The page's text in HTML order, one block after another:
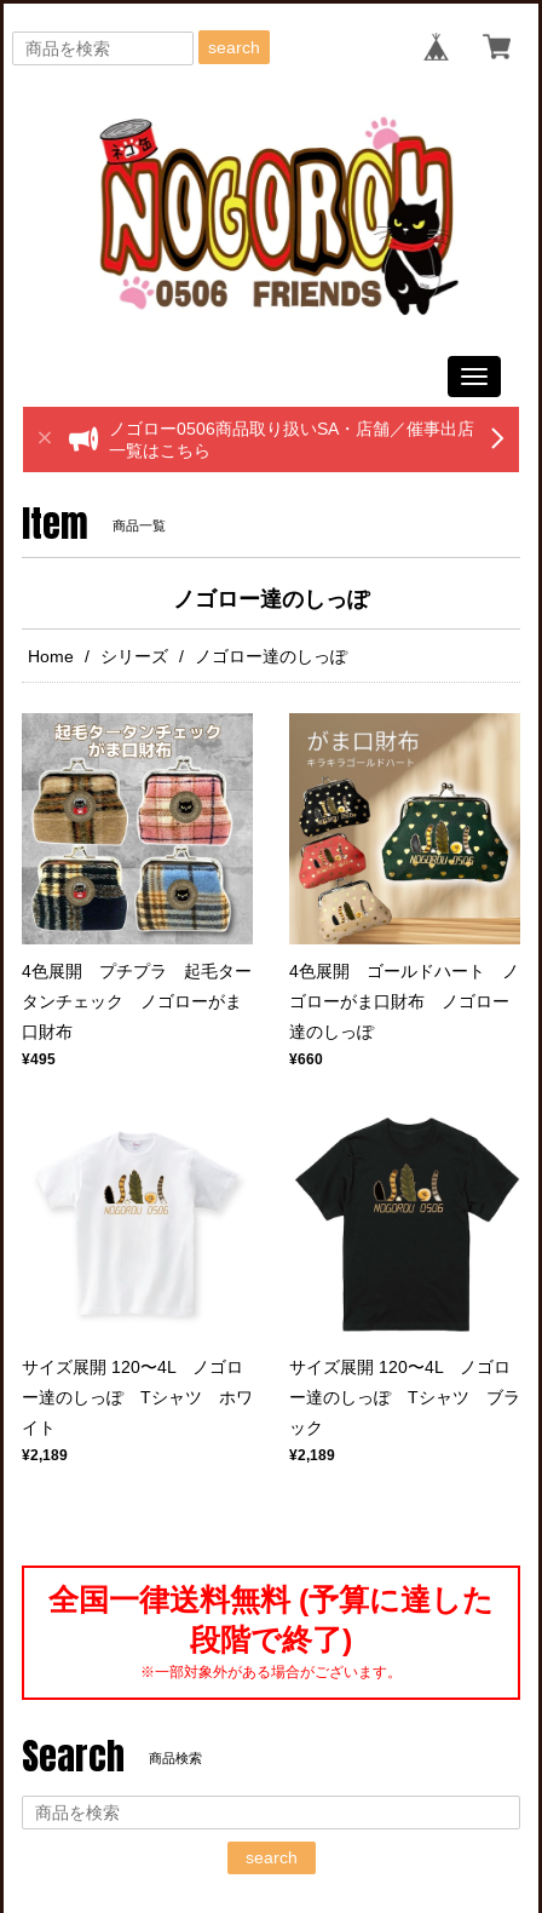
search
Toggle
ノゴロー0506商品取り扱いSA・店舗／催事出店
一覧はこちら
Item 商品一覧
ノゴロー達のしっぽ
Home シリーズ ノゴロー達のしっぽ
4色展開 プチプラ 起毛ター
タンチェック ノゴローがま
口財布
¥495
4色展開 ゴールドハート ノ
ゴローがま口財布 ノゴロー
達のしっぽ
¥660
サイズ展開 120〜4L ノゴロ
ー達のしっぽ Tシャツ ホワ
イト
¥2,189
サイズ展開 120〜4L ノゴロ
ー達のしっぽ Tシャツ ブラ
ック
¥2,189
全国一律送料無料 (予算に達した
段階で終了)
※一部対象外がある場合がございます。
Search 商品検索
search